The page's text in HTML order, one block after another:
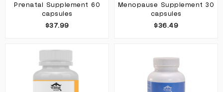
Prenatal Supplement 60
capsules
$37.99
Menopause Supplement 30
capsules
$36.49